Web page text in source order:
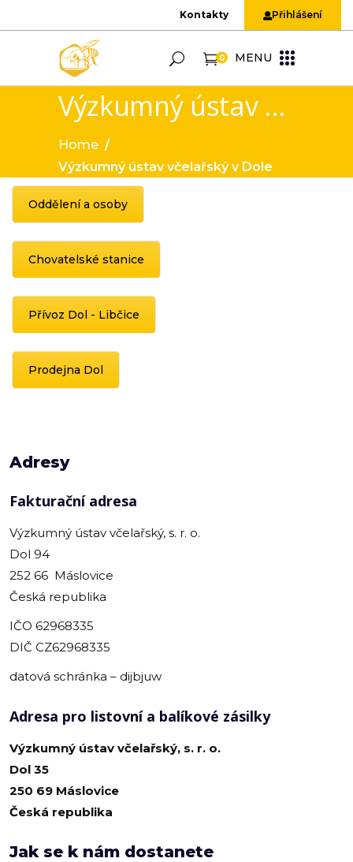
Kontakty Přihlášení
0 MENU
Výzkumný ústav včelařský v Dole
Home /
Výzkumný ústav včelařský v Dole
Oddělení a osoby
Chovatelské stanice
Přívoz Dol - Libčice
Prodejna Dol
Adresy
Fakturační adresa
Výzkumný ústav včelařský, s. r. o.
Dol 94
252 66 Máslovice
Česká republika
IČO 62968335
DIČ CZ62968335
datová schránka – dijbjuw
Adresa pro listovní a balíkové zásilky
Výzkumný ústav včelařský, s. r. o.
Dol 35
250 69 Máslovice
Česká republika
Jak se k nám dostanete